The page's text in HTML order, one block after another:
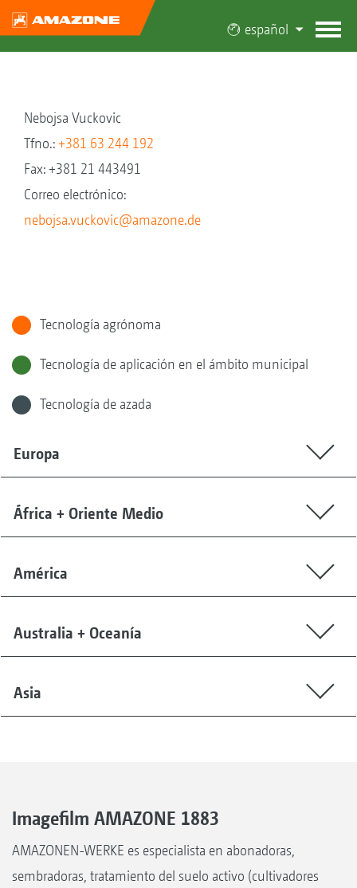
español
Nebojsa Vuckovic
Tfno.:+381 63 244 192
Fax: +381 21 443491
Correo electrónico:
nebojsa.vuckovic@amazone.de
Tecnología agrónoma
Tecnología de aplicación en el ámbito municipal
Tecnología de azada
Europa
África + Oriente Medio
América
Australia + Oceanía
Asia
Imagefilm AMAZONE 1883
AMAZONEN-WERKE es especialista en abonadoras,
sembradoras, tratamiento del suelo activo (cultivadores